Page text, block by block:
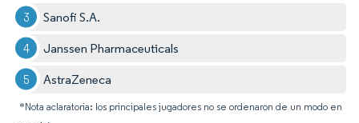
Sanofi S.A.
Janssen Pharmaceuticals
AstraZeneca
*Nota aclaratoria: los principales jugadores no se ordenaron de un modo en